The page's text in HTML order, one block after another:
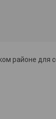
районе для